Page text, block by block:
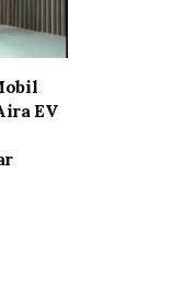
EV